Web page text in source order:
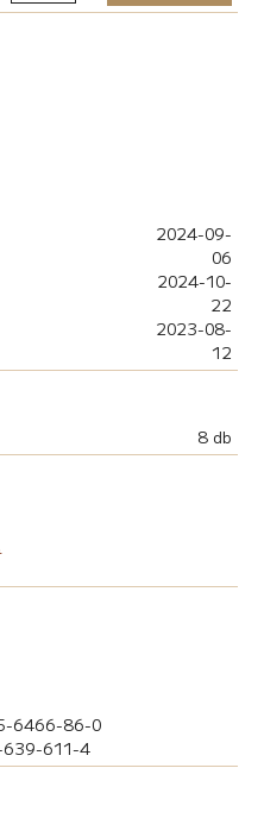
2024-09-
06
2024-10-
22
2023-08-
12
8 db
6466-86-0
611-4